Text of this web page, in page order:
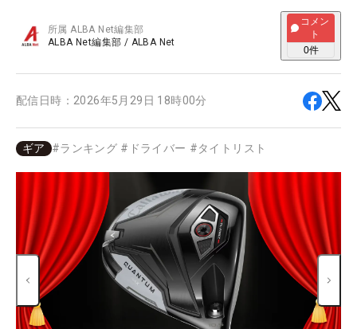
所属ALBA Net編集部
ALBA Net編集部 / ALBA Net
コメン
ト
0件
配信日時： 2026年5月29日 18時00分
ギア #ランキング # ドライバー #タイトリスト